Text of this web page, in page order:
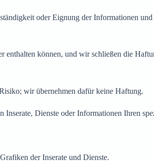
oder Eignung der Informationen
enthalten können, und wir schließen die
wir übernehmen dafür keine Haftung.
Dienste oder Informationen Ihren
der Inserate und Dienste.